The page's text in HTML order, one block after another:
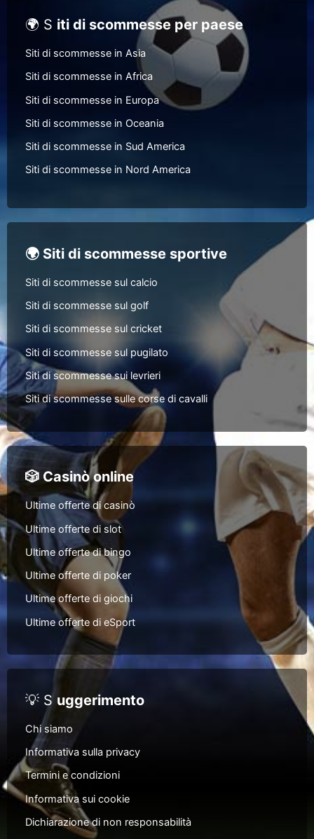
🌍 S iti di scommesse per paese
Siti di scommesse in Asia
Siti di scommesse in Africa
Siti di scommesse in Europa
Siti di scommesse in Oceania
Siti di scommesse in Sud America
Siti di scommesse in Nord America
🌍 Siti di scommesse sportive
Siti di scommesse sul calcio
Siti di scommesse sul golf
Siti di scommesse sul cricket
Siti di scommesse sul pugilato
Siti di scommesse sui levrieri
Siti di scommesse sulle corse di cavalli
🎲 Casinò online
Ultime offerte di casinò
Ultime offerte di slot
Ultime offerte di bingo
Ultime offerte di poker
Ultime offerte di giochi
Ultime offerte di eSport
💡 Suggerimento
Chi siamo
Informativa sulla privacy
Termini e condizioni
Informativa sui cookie
Dichiarazione di non responsabilità